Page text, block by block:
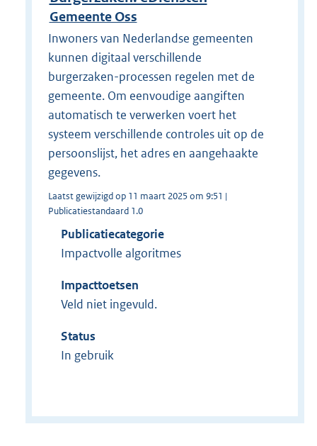
Gemeente Oss
Inwoners van Nederlandse gemeenten
kunnen digitaal verschillende
burgerzaken-processen regelen met de
gemeente. Om eenvoudige aangiften
automatisch te verwerken voert het
systeem verschillende controles uit op de
persoonslijst, het adres en aangehaakte
gegevens.
Laatst gewijzigd op 11 maart 2025 om 9:51 |
Publicatiestandaard 1.0
Publicatiecategorie
Impactvolle algoritmes
Impacttoetsen
Veld niet ingevuld.
Status
In gebruik